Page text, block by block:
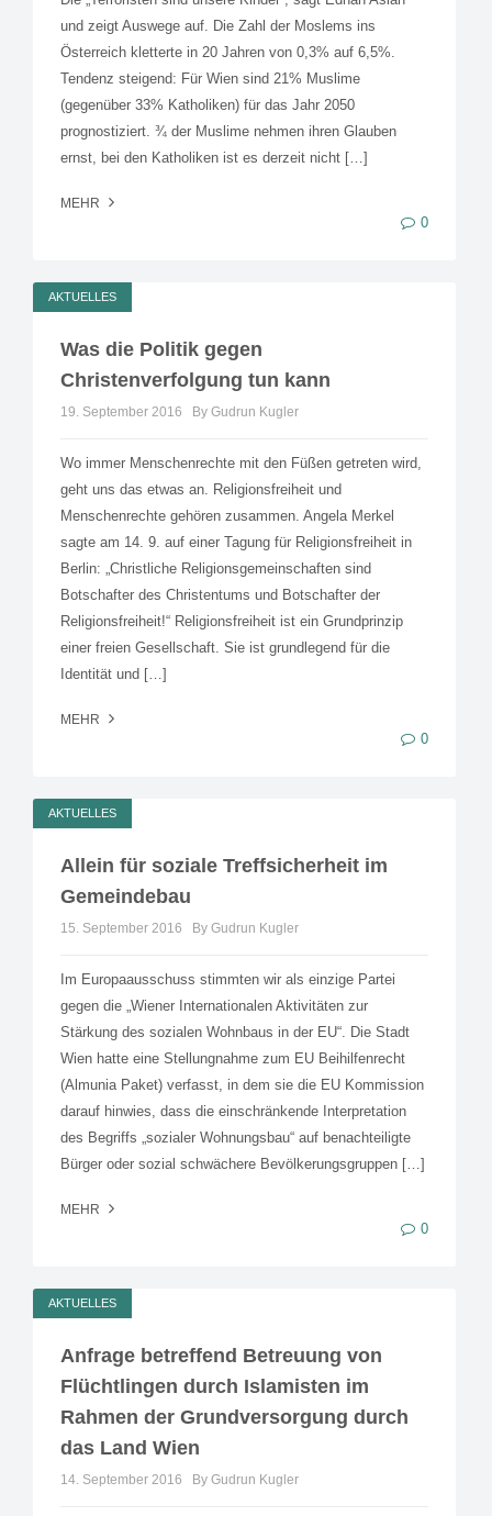
und zeigt Auswege auf. Die Zahl der Moslems ins
Österreich kletterte in 20 Jahren von 0,3% auf 6,5%.
Tendenz steigend: Für Wien sind 21% Muslime
(gegenüber 33% Katholiken) für das Jahr 2050
prognostiziert. ¾ der Muslime nehmen ihren Glauben
ernst, bei den Katholiken ist es derzeit nicht […]
MEHR
0
AKTUELLES
Was die Politik gegen
Christenverfolgung tun kann
19. September 2016 By Gudrun Kugler
Wo immer Menschenrechte mit den Füßen getreten wird,
geht uns das etwas an. Religionsfreiheit und
Menschenrechte gehören zusammen. Angela Merkel
sagte am 14. 9. auf einer Tagung für Religionsfreiheit in
Berlin: „Christliche Religionsgemeinschaften sind
Botschafter des Christentums und Botschafter der
Religionsfreiheit!“ Religionsfreiheit ist ein Grundprinzip
einer freien Gesellschaft. Sie ist grundlegend für die
Identität und […]
MEHR
0
AKTUELLES
Allein für soziale Treffsicherheit im
Gemeindebau
15. September 2016 By Gudrun Kugler
Im Europaausschuss stimmten wir als einzige Partei
gegen die „Wiener Internationalen Aktivitäten zur
Stärkung des sozialen Wohnbaus in der EU“. Die Stadt
Wien hatte eine Stellungnahme zum EU Beihilfenrecht
(Almunia Paket) verfasst, in dem sie die EU Kommission
darauf hinwies, dass die einschränkende Interpretation
des Begriffs „sozialer Wohnungsbau“ auf benachteiligte
Bürger oder sozial schwächere Bevölkerungsgruppen […]
MEHR
0
AKTUELLES
Anfrage betreffend Betreuung von
Flüchtlingen durch Islamisten im
Rahmen der Grundversorgung durch
das Land Wien
14. September 2016 By Gudrun Kugler